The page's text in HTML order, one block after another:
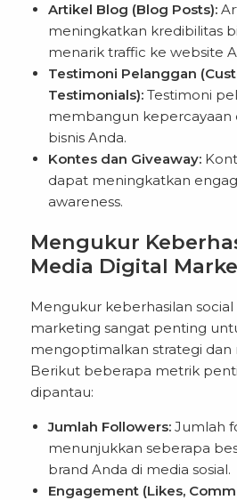
Artikel Blog (Blog Posts):
meningkatkan kredibilitas
menarik traffic ke website
Testimoni Pelanggan
Testimonials): Testimoni
membangun kepercayaan
bisnis Anda.
Kontes dan Giveaway:
dapat meningkatkan
awareness.
Mengukur
Media Digital
Mengukur keberhasilan
marketing sangat penting
mengoptimalkan strategi dan
Berikut beberapa metrik
dipantau:
Jumlah Followers: Jumlah
menunjukkan seberapa
brand Anda di media sosial.
Engagement (Likes,